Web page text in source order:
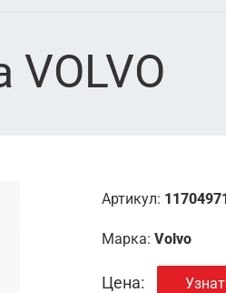
VOLVO
Артикул:
Марка: Volvo
Цена: